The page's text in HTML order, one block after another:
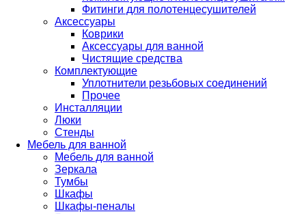
Фитинги для полотенцесушителей
Аксессуары
Коврики
Аксессуары для ванной
Чистящие средства
Комплектующие
Уплотнители резьбовых соединений
Прочее
Инсталляции
Люки
Стенды
Мебель для ванной
Мебель для ванной
Зеркала
Тумбы
Шкафы
Шкафы-пеналы